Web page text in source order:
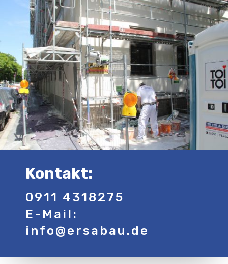
Kontakt:
0911 4318275
E -Mail:
info@ersabau.de